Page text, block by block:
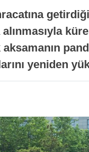
alınmasıyla
yeniden